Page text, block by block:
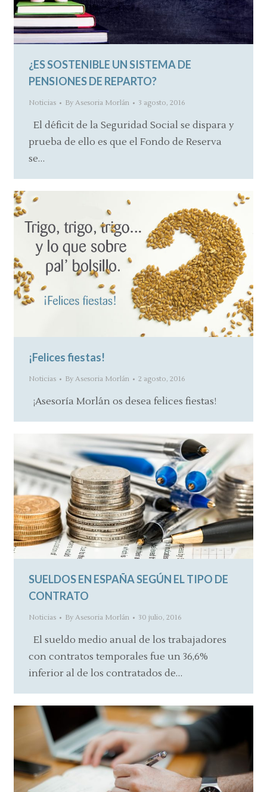
¿ES SOSTENIBLE UN SISTEMA DE
PENSIONES DE REPARTO?
Noticias By Asesoria Morlán 3 agosto, 2016
El déficit de la Seguridad Social se dispara y
prueba de ello es que el Fondo de Reserva
se…
¡Felices fiestas!
Noticias By Asesoria Morlán 2 agosto, 2016
¡Asesoría Morlán os desea felices fiestas!
SUELDOS EN ESPAÑA SEGÚN EL TIPO DE
CONTRATO
Noticias By Asesoria Morlán 30 julio, 2016
El sueldo medio anual de los trabajadores
con contratos temporales fue un 36,6%
inferior al de los contratados de…